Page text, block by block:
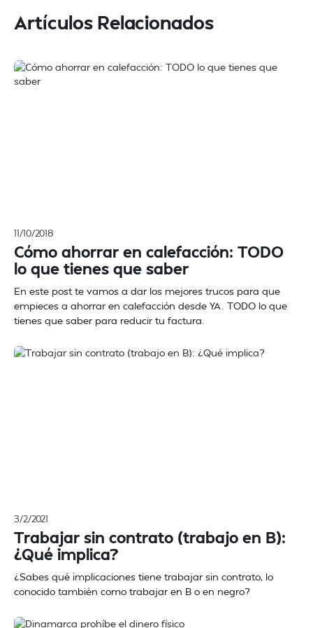
Artículos Relacionados
11/10/2018
Cómo ahorrar en calefacción: TODO
lo que tienes que saber
En este post te vamos a dar los mejores trucos para que
empieces a ahorrar en calefacción desde YA. TODO lo que
tienes que saber para reducir tu factura.
3/2/2021
Trabajar sin contrato (trabajo en B):
¿Qué implica?
¿Sabes qué implicaciones tiene trabajar sin contrato, lo
conocido también como trabajar en B o en negro?